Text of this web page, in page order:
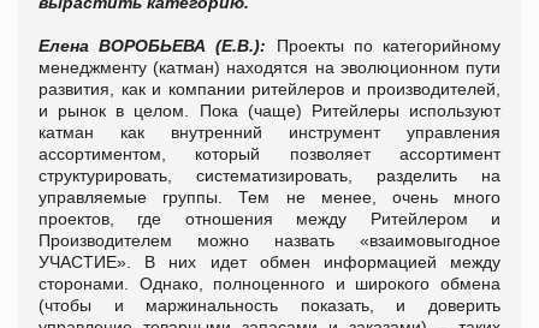
Елена ВОРОБЬЕВА (Е.В.): Проекты по категорийному
менеджменту (катман) находятся на эволюционном пути
развития, как и компании ритейлеров и производителей,
и рынок в целом. Пока (чаще) Ритейлеры используют
катман как внутренний инструмент управления
ассортиментом, который позволяет ассортимент
структурировать, систематизировать, разделить на
управляемые группы. Тем не менее, очень много
проектов, где отношения между Ритейлером и
Производителем можно назвать «взаимовыгодное
УЧАСТИЕ». В них идет обмен информацией между
сторонами. Однако, полноценного и широкого обмена
(чтобы и маржинальность показать, и доверить